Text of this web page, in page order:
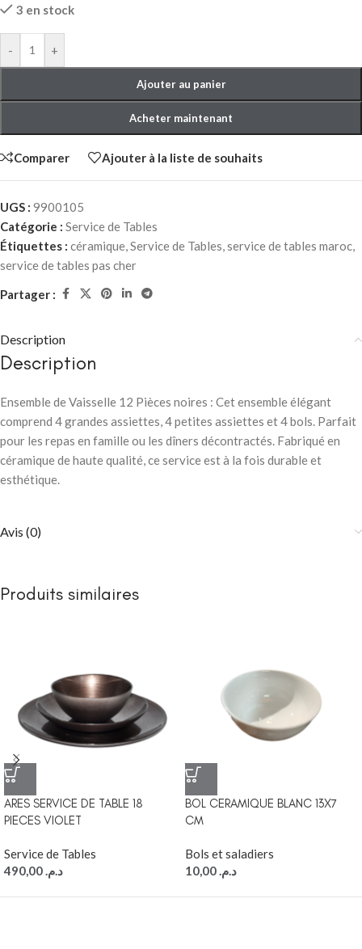
3 en stock
- +
Ajouter au panier
Acheter maintenant
Comparer Ajouter à la liste de souhaits
UGS : 9900105
Catégorie : Service de Tables
Étiquettes : céramique,Service de Tables,service de tables maroc,
service de tables pas cher
Partager :
Description
Description
Ensemble de Vaisselle 12 Pièces noires : Cet ensemble élégant
comprend 4 grandes assiettes, 4 petites assiettes et 4 bols. Parfait
pour les repas en famille ou les dîners décontractés. Fabriqué en
céramique de haute qualité, ce service est à la fois durable et
esthétique.
Avis (0)
Produits similaires
ARES SERVICE DE TABLE 18
PIECES VIOLET
Service de Tables
د.م.
BOL CERAMIQUE BLANC 13X7
CM
Bols et saladiers
د.م.